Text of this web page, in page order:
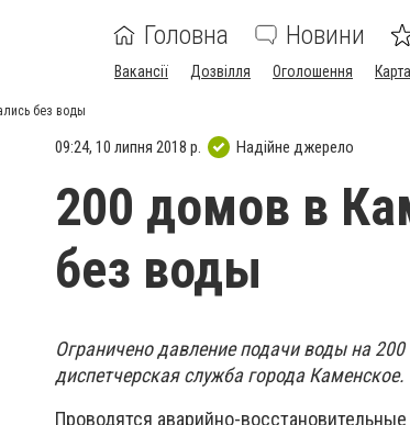
Головна Новини
Вакансії Дозвілля Оголошення
без воды
09:24, 10 липня 2018 р. Надійне джерело
200 домов в
без воды
Ограничено давление подачи воды на
диспетчерская служба города Каменское.
Проводятся аварийно-